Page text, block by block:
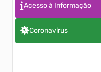
Acesso à Informação
Coronavírus